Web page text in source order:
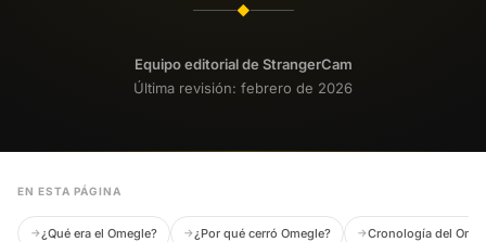
◆
Equipo editorial de StrangerCam
Última revisión: febrero de 2026
EN ESTA PÁGINA
¿Qué era el Omegle? ¿Por qué cerró Omegle? Cronología del